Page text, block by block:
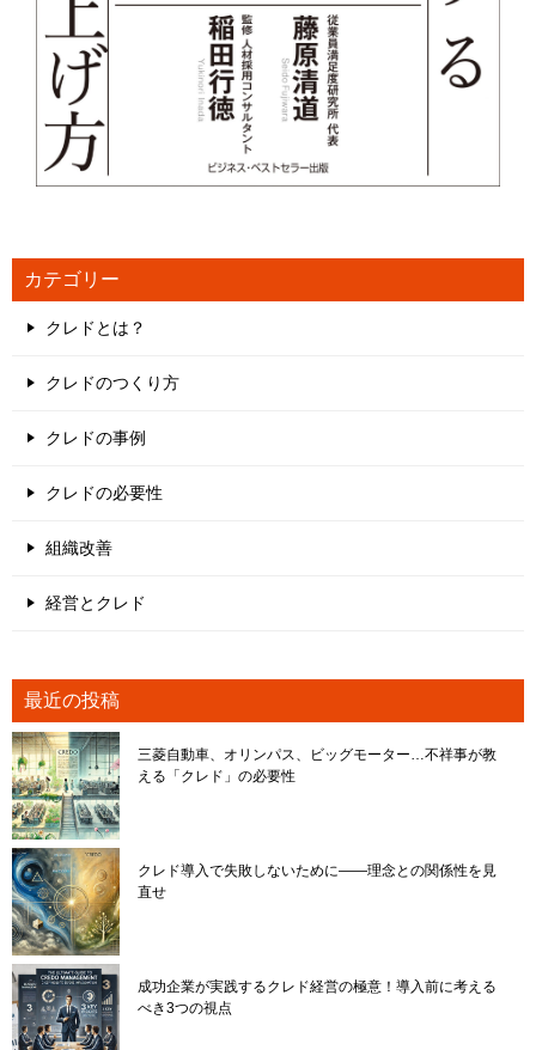
カテゴリー
クレドとは？
クレドのつくり方
クレドの事例
クレドの必要性
組織改善
経営とクレド
最近の投稿
三菱自動車、オリンパス、ビッグモーター…不祥事が教
える「クレド」の必要性
クレド導入で失敗しないために――理念との関係性を見
直せ
成功企業が実践するクレド経営の極意！導入前に考える
べき3つの視点